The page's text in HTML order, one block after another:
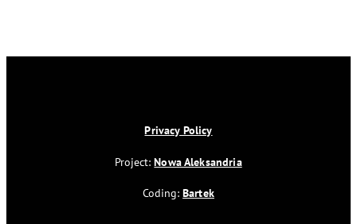
Privacy Policy
Project:Nowa Aleksandria
Coding:Bartek